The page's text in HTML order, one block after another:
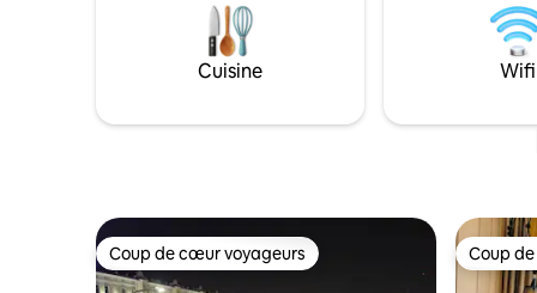
gratuit à proximité de l'immeuble -
Station de recharge pour véhicules
minutes en voiture du centre ville -
supermarchés à proximité
Cuisine Wifi
Coup de cœur voyageurs
Coup de cœur voyageurs Coup
Coup